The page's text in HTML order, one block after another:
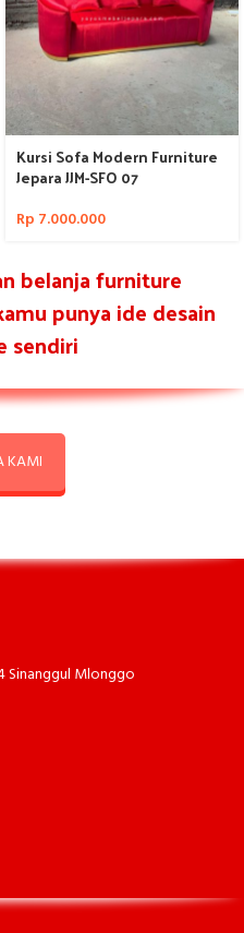
Kursi Sofa Modern Furniture
Jepara JJM-SFO 07
Rp 7.000.000
belanja furniture
punya ide desain
sendiri
KAMI
Sinanggul Mlonggo